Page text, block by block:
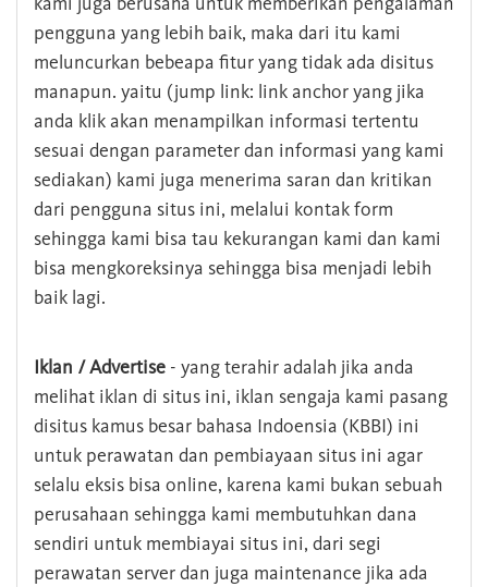
pengguna yang lebih baik, maka dari itu kami
meluncurkan bebeapa fitur yang tidak ada disitus
manapun. yaitu (jump link: link anchor yang jika
anda klik akan menampilkan informasi tertentu
sesuai dengan parameter dan informasi yang kami
sediakan) kami juga menerima saran dan kritikan
dari pengguna situs ini, melalui kontak form
sehingga kami bisa tau kekurangan kami dan kami
bisa mengkoreksinya sehingga bisa menjadi lebih
baik lagi.
Iklan / Advertise - yang terahir adalah jika anda
melihat iklan di situs ini, iklan sengaja kami pasang
disitus kamus besar bahasa Indoensia (KBBI) ini
untuk perawatan dan pembiayaan situs ini agar
selalu eksis bisa online, karena kami bukan sebuah
perusahaan sehingga kami membutuhkan dana
sendiri untuk membiayai situs ini, dari segi
perawatan server dan juga maintenance jika ada